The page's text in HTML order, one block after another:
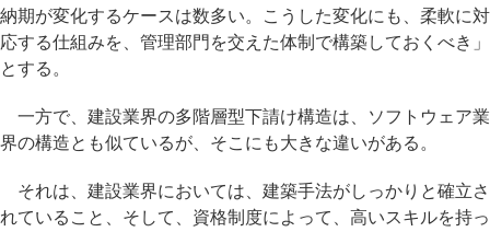
納期が変化するケースは数多い。こうした変化にも、柔軟に対
応する仕組みを、管理部門を交えた体制で構築しておくべき」
とする。
一方で、建設業界の多階層型下請け構造は、ソフトウェア業
界の構造とも似ているが、そこにも大きな違いがある。
それは、建設業界においては、建築手法がしっかりと確立さ
れていること、そして、資格制度によって、高いスキルを持っ